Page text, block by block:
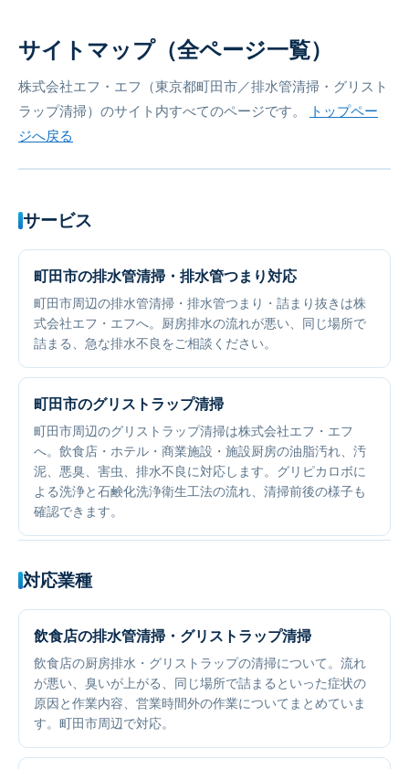
サイトマップ（全ページ一覧）
株式会社エフ・エフ（東京都町田市／排水管清掃・グリスト
ラップ清掃）のサイト内すべてのページです。
トップペー
ジへ戻る
サービス
町田市の排水管清掃・排水管つまり対応
町田市周辺の排水管清掃・排水管つまり・詰まり抜きは株
式会社エフ・エフへ。厨房排水の流れが悪い、同じ場所で
詰まる、急な排水不良をご相談ください。
町田市のグリストラップ清掃
町田市周辺のグリストラップ清掃は株式会社エフ・エフ
へ。飲食店・ホテル・商業施設・施設厨房の油脂汚れ、汚
泥、悪臭、害虫、排水不良に対応します。グリピカロボに
よる洗浄と石鹸化洗浄衛生工法の流れ、清掃前後の様子も
確認できます。
対応業種
飲食店の排水管清掃・グリストラップ清掃
飲食店の厨房排水・グリストラップの清掃について。流れ
が悪い、臭いが上がる、同じ場所で詰まるといった症状の
原因と作業内容、営業時間外の作業についてまとめていま
す。町田市周辺で対応。